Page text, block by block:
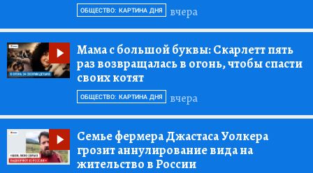
вчера
ОБЩЕСТВО: КАРТИНА ДНЯ
Мама с большой буквы:Скарлетт пять
раз возвращалась в огонь, чтобы спасти
своих котят
вчера
ОБЩЕСТВО: КАРТИНА ДНЯ
Семье фермера Джастаса Уолкера
грозит аннулирование вида на
жительство в России